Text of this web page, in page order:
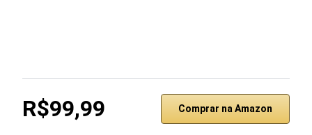
R$99,99 Comprar na Amazon